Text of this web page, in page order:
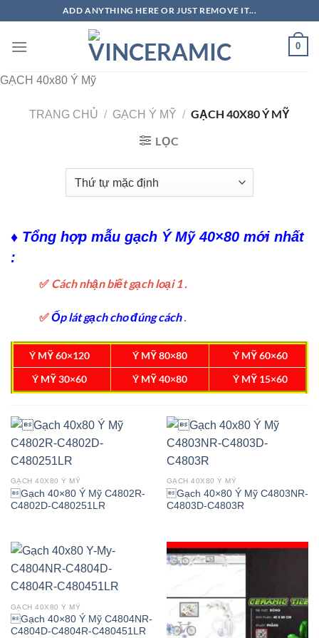
nội
ADD ANYTHING HERE OR JUST REMOVE IT...
0
GẠCH 40x80 Ý Mỹ
TRANG CHỦ / GẠCH Ý MỸ / GẠCH 40X80 Ý MỸ
LỌC
♦ Tổng hợp mẫu gạch Ý Mỹ 40×80 mới nhất
:
✅ Cách nhận biết gạch loại 1 .
✅Ốp lát gạch cho đúng cách.
Ý MỸ 60×120 Ý MỸ 80×80
Ý MỸ 60×60
Ý MỸ 30×60
Ý MỸ 40×80 Ý MỸ 15×60
GẠCH 40X80 Ý MỸ
Gạch 40×80 Ý Mỹ C4802R-
C4802D-C480251LR
GẠCH 40X80 Ý MỸ
Gạch 40×80 Ý Mỹ C4803NR-
C4803D-C4803R
GẠCH 40X80 Ý MỸ
Gạch 40×80 Ý Mỹ C4804NR-
C4804D-C4804R-C480451LR